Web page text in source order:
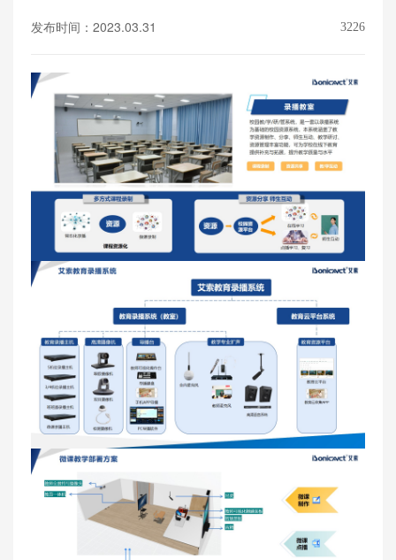
发布时间：2023.03.31 3226